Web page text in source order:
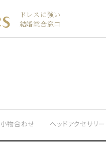
ドレスに強い
結婚総合窓口
小物合わせ ヘッドアクセサリー